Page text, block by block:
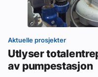
Aktuelle prosjekter
Utlyser
av pumpestasjon